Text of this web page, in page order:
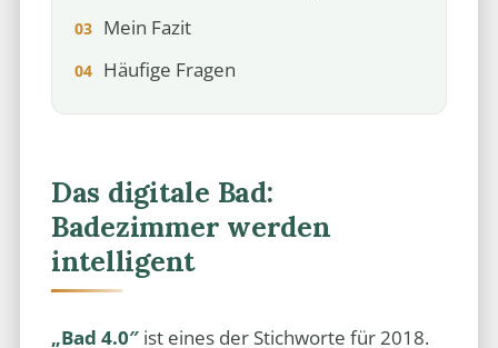
Mein Fazit
Häufige Fragen
Das digitale Bad:
Badezimmer werden
intelligent
„Bad 4.0″ist eines der Stichworte für 2018.